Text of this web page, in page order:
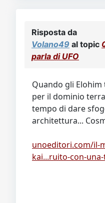
Risposta da
Volano49 al topic
parla di UFO
Quando gli
per il dominio
tempo di dare
architettura...
unoeditori.com/il-
kai...ruito-con-